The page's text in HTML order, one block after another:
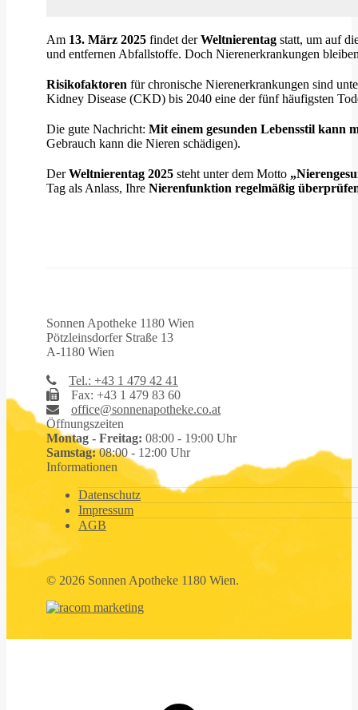
Am 13. März 2025 findet derWeltnierentag statt, um auf
und entfernen Abfallstoffe. Doch Nierenerkrankungen
Risikofaktoren für chronische Nierenerkrankungen sind
Kidney Disease (CKD) bis 2040 eine der fünf häufigsten
Die gute Nachricht: Mit einem gesunden Lebensstil kann
Gebrauch kann die Nieren schädigen).
DerWeltnierentag 2025 steht unter dem Motto
Tag als Anlass, Ihre Nierenfunktion regelmäßig
Sonnen Apotheke 1180 Wien
Pötzleinsdorfer Straße 13
A-1180 Wien
Tel.: +43 1 479 42 41
Fax: +43 1 479 83 60
office@sonnenapotheke.co.at
Öffnungszeiten
Montag - Freitag: 08:00 - 19:00 Uhr
Samstag:08:00 - 12:00 Uhr
Informationen
Datenschutz
Impressum
AGB
© 2026 Sonnen Apotheke 1180 Wien.